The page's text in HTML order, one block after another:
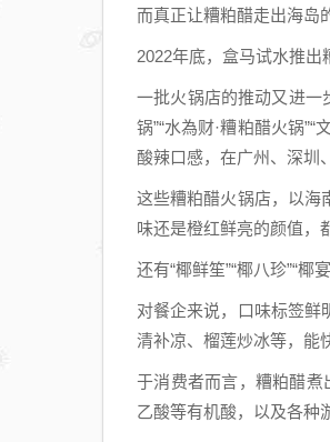
而真正让糟粕醋走出海岛
2022年底，盒马试水推出
一批火锅店的推动又进一
锅”“水為财·糟粕醋火锅
酸辣口感，在广州、深圳
这些糟粕醋火锅店，以海
味还是橙红鲜亮的颜值，
还有“椰鲜笙”“椰八珍”“
对餐企来说，口味标签鲜
清补凉、榴莲炒冰等，能
于消费者而言，糟粕醋煮
乙酸等有机酸，以及各种